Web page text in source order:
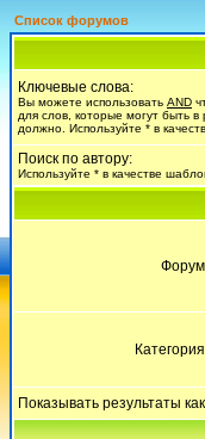
Список форумов
Ключевые слова:
Вы можете использовать AND
для слов, которые могут быть в
должно. Используйте * в
Поиск по автору:
Используйте * в качестве
Показывать результаты